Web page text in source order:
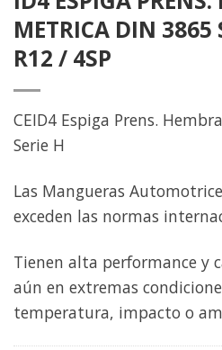
METRICA DIN 3865
R12 / 4SP
CEID4 Espiga Prens.
Serie H
Las Mangueras
exceden las normas
Tienen alta performance y
aún en extremas
temperatura, impacto o